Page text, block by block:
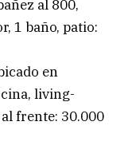
al 800,
1 baño, patio:
en
living-
frente: 30.000